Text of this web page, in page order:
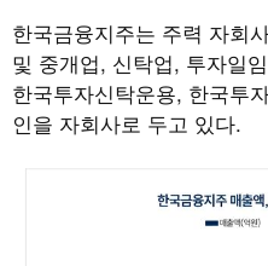
한국금융지주는 주력 자회
및 중개업, 신탁업, 투자일
한국투자신탁운용, 한국투
인을 자회사로 두고 있다.